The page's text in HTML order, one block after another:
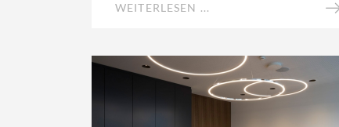
WEITERLESEN ...